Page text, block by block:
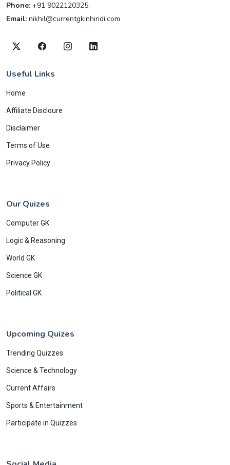
Phone: +91 9022120325
Email: nikhil@currentgkinhindi.com
Useful Links
Home
Affiliate Discloure
Disclaimer
Terms of Use
Privacy Policy
Our Quizes
Computer GK
Logic & Reasoning
World GK
Science GK
Political GK
Upcoming Quizes
Trending Quizzes
Science & Technology
Current Affairs
Sports & Entertainment
Participate in Quizzes